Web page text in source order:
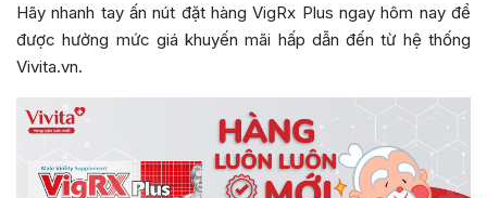
Hãy nhanh tay ấn nút đặt hàng VigRx Plus ngay hôm nay để
được hưởng mức giá khuyến mãi hấp dẫn đến từ hệ thống
Vivita.vn.